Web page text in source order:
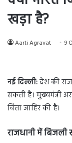
खड़ा है?
Aarti Agravat 9
नई दिल्ली:देश की
सकती है। मुख्यमंत्री
चिंता जाहिर की है।
राजधानी में